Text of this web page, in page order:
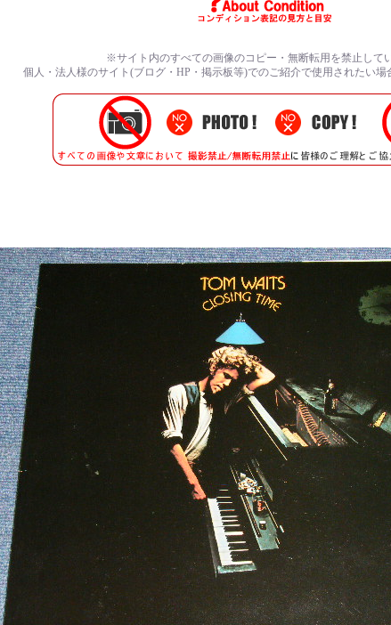
※サイト内のすべての画像のコピー・無断転用を禁止してい
個人・法人様のサイト(ブログ・HP・掲示板等)でのご紹介で使用されたい場